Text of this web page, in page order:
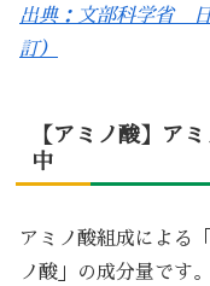
出典：文部科学省
訂）
【アミノ酸】ア
中
アミノ酸組成による
ノ酸」の成分量です。